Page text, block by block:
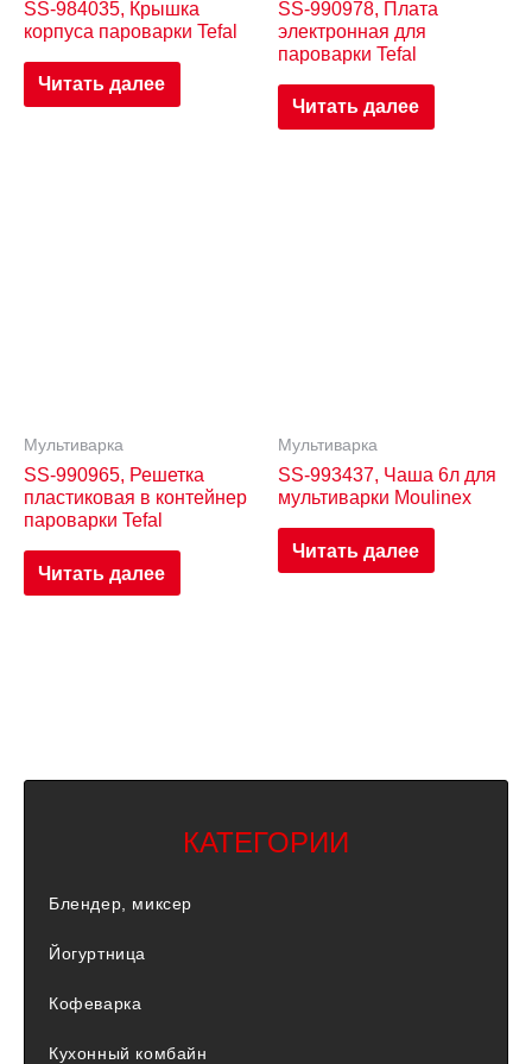
SS-984035, Крышка
корпуса пароварки Tefal
Читать далее
SS-990978, Плата
электронная для
пароварки Tefal
Читать далее
Мультиварка
SS-990965, Решетка
пластиковая в контейнер
пароварки Tefal
Читать далее
Мультиварка
SS-993437, Чаша 6л для
мультиварки Moulinex
Читать далее
КАТЕГОРИИ
Блендер, миксер
Йогуртница
Кофеварка
Кухонный комбайн